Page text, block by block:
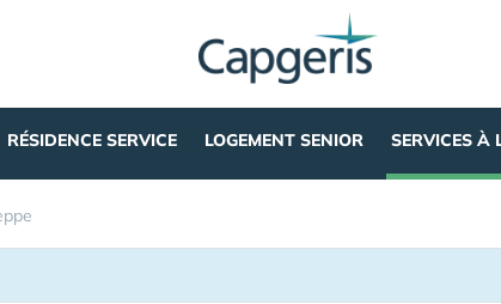
RÉSIDENCE SERVICE LOGEMENT SENIOR SERVICES À